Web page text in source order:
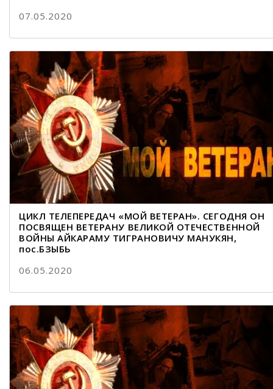
07.05.2020
ЦИКЛ ТЕЛЕПЕРЕДАЧ «МОЙ ВЕТЕРАН». СЕГОДНЯ ОН
ПОСВЯЩЕН ВЕТЕРАНУ ВЕЛИКОЙ ОТЕЧЕСТВЕННОЙ
ВОЙНЫ АЙКАРАМУ ТИГРАНОВИЧУ МАНУКЯН,
пос.БЗЫБЬ
06.05.2020